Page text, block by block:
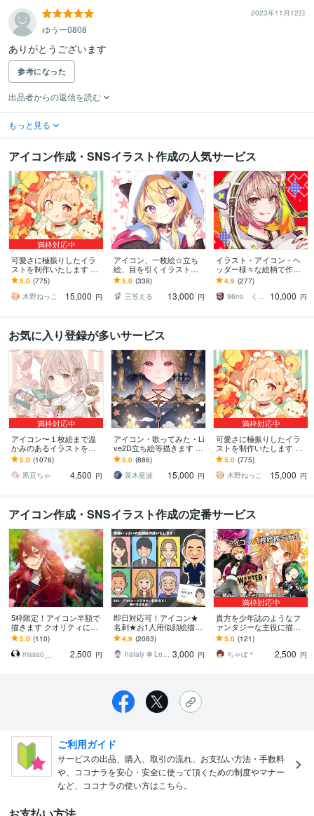
2023年11月12日
ゆうー0808
ありがとうございます
参考になった
出品者からの返信を読む
もっと見る
アイコン作成・SNSイラスト作成の人気サービス
満枠対応中
可愛さに極振りしたイラ
ストを制作いたします ★
商用利用＆二次利用込
み！ミニキャラは小物２
点まで無料！★
5.0 (775)
木野ねっこ
15,000 円
アイコン、一枚絵☆立ち
絵、目を引くイラスト描
きます イリアム、サム
ネ、live2D、YouTube、歌
ってみたも
5.0 (338)
三笠える
13,000 円
イラスト・アイコン・ヘ
ッダー様々な絵柄で作成
します 商用可！似顔絵・
ブログ・インスタ・動画
配信サムネ等用途様々！
4.9 (277)
96no くろの
10,000 円
お気に入り登録が多いサービス
満枠対応中
アイコン〜１枚絵まで温
かみのあるイラストを描
きます ★ココナラ自体が
初めての方も、お気軽に
ご相談ください♪★
5.0 (1076)
黒豆ちゃ
4,500 円
アイコン・歌ってみた・Li
ve2D立ち絵等描きます ち
びキャラや配信用イラス
ト等、幅広く制作してい
ます！
5.0 (886)
茶木藍波
15,000 円
満枠対応中
可愛さに極振りしたイラ
ストを制作いたします ★
商用利用＆二次利用込
み！ミニキャラは小物２
点まで無料！★
5.0 (775)
木野ねっこ
15,000 円
アイコン作成・SNSイラスト作成の定番サービス
5枠限定！アイコン半額で
描きます クオリティには
自信ありなのでお任せく
ださい！
5.0 (110)
masao__
2,500 円
即日対応可！アイコン★
名刺★お1人用似顔絵描き
ます ビビっ！と目をひく
似顔絵をデータ作成致し
ます！
4.9 (2083)
hataly ❁ Lee／ enme 3,000 円
満枠対応中
貴方を少年誌のようなフ
ァンタジーな主役に描き
ます アイコンなどデジタ
ル、モノクロ、アナログ
など個性的に
5.0 (121)
ちゃぼ＊
2,500 円
ご利用ガイド
サービスの出品、購入、取引の流れ、お支払い方法・手数料
や、ココナラを安心・安全に使って頂くための制度やマナー
など、ココナラの使い方はこちら。